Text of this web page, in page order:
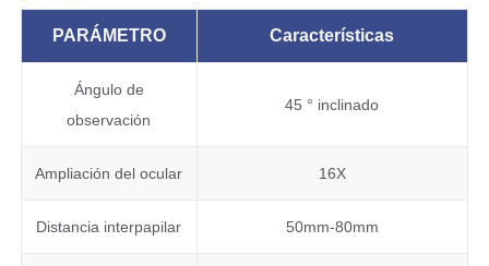
PARÁMETRO Características
Ángulo de
observación
45 ° inclinado
Ampliación del ocular 16X
Distancia interpapilar 50mm-80mm